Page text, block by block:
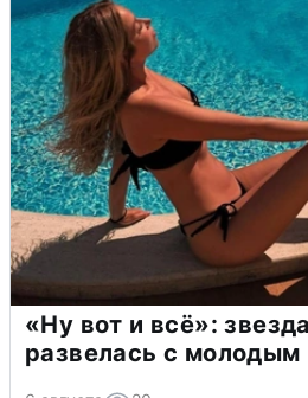
«Ну вот и всё»:
развелась с